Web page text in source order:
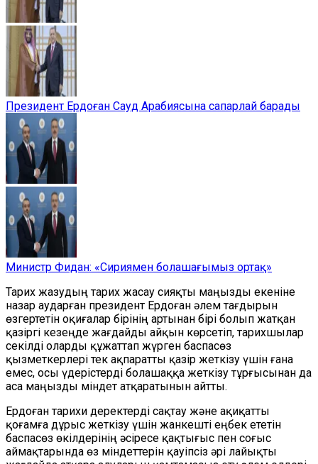
Президент Ердоған Сауд Арабиясына сапарлай барады
Министр Фидан: «Сириямен болашағымыз ортақ»
Тарих жазудың тарих жасау сияқты маңызды екеніне
назар аударған президент Ердоған әлем тағдырын
өзгертетін оқиғалар бірінің артынан бірі болып жатқан
қазіргі кезеңде жағдайды айқын көрсетіп, тарихшылар
секілді оларды құжаттап жүрген баспасөз
қызметкерлері тек ақпаратты қазір жеткізу үшін ғана
емес, осы үдерістерді болашаққа жеткізу тұрғысынан да
аса маңызды міндет атқаратынын айтты.
Ердоған тарихи деректерді сақтау және ақиқатты
қоғамға дұрыс жеткізу үшін жанкешті еңбек ететін
баспасөз өкілдерінің әсіресе қақтығыс пен соғыс
аймақтарында өз міндеттерін қауіпсіз әрі лайықты